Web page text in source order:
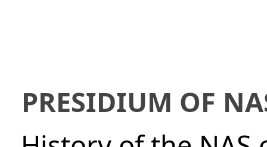
PRESIDIUM OF